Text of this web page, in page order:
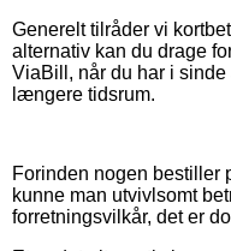
Generelt tilråder vi
alternativ kan du drage
ViaBill, når du har i
længere tidsrum.
Forinden nogen bestiller
kunne man utvivlsomt
forretningsvilkår, det er